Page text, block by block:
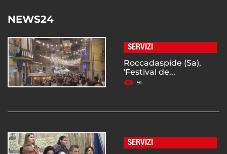
NEWS24
SERVIZI
Roccadaspide (Sa),
'Festival de...
91
SERVIZI